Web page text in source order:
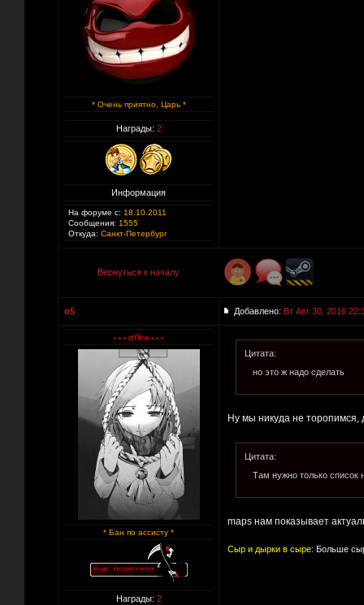
* Очень приятно, Царь *
Награды: 2
Информация
На форуме с: 18.10.2011
Сообщения: 1555
Откуда: Санкт-Петербург
Вернуться к началу
o5 Добавлено: Вт Авг 30, 2016
* Бан по ассисту *
Награды: 2
Цитата:
но это ж надо сделать
Ну мы никуда не торопимся,
Цитата:
Там нужно только список
maps нам показывает
Сыр и дырки в сыре: Больше